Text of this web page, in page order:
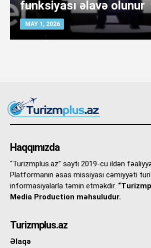
funksiyası əlavə olunur
MAY 1, 2026
Haqqımızda
“Turizmplus.az” saytı 2019-cu ildən
Platformanın əsas missiyası cəmiyyəti
informasiyalarla təmin etməkdir.
Media Production məhsuludur.
Turizmplus.az
Əlaqə